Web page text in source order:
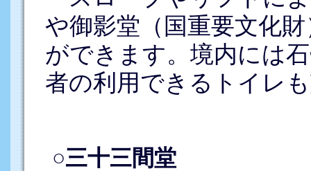
や御影堂（国重要文化
ができます。境内には
者の利用できるトイレ
○三十三間堂